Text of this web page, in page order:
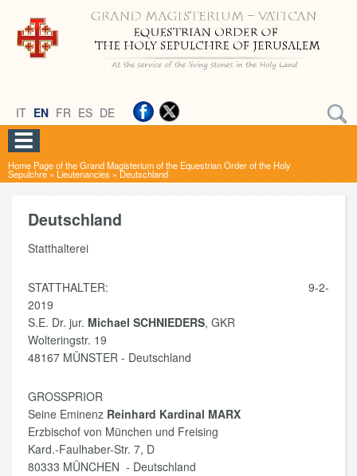
IT EN FR ES DE
Home Page of the Grand Magisterium of the Equestrian Order of the Holy
Sepulchre» Lieutenancies »Deutschland
Deutschland
Statthalterei
STATTHALTER: 9-2-
2019
S.E. Dr. jur. Michael SCHNIEDERS, GKR
Wolteringstr. 19
48167 MÜNSTER - Deutschland
GROSSPRIOR
Seine Eminenz Reinhard Kardinal MARX
Erzbischof von München und Freising
Kard.-Faulhaber-Str. 7, D
80333 MÜNCHEN - Deutschland